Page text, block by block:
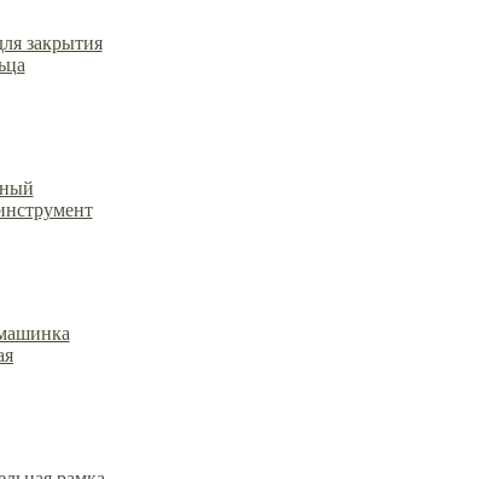
закрытия